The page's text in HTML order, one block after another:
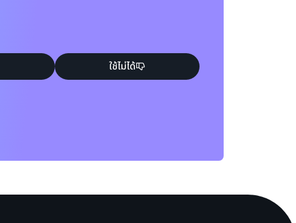
ใช้ไม่ได้